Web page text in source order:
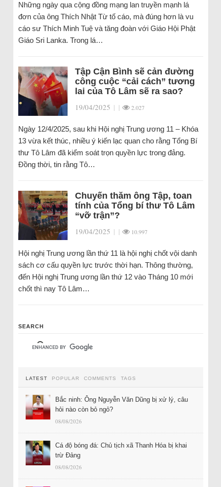
Những ngày qua cộng đồng mạng lan truyền mạnh lá
đơn của ông Thích Nhật Từ tố cáo, mà đúng hơn là vu
cáo sư Thích Minh Tuệ và tăng đoàn với Giáo Hội Phật
Giáo Sri Lanka. Trong lá…
Tập Cận Bình sẽ cản đường
công cuộc “cải cách” tương
lai của Tô Lâm sẽ ra sao?
19/04/2025 | | 2.027
Ngày 12/4/2025, sau khi Hội nghị Trung ương 11 – Khóa
13 vừa kết thúc, nhiều ý kiến lạc quan cho rằng Tổng Bí
thư Tô Lâm đã kiểm soát trọn quyền lực trong đảng.
Đồng thời, tin rằng Tô…
Chuyến thăm ông Tập, toan
tính của Tổng bí thư Tô Lâm
“vỡ trận”?
19/04/2025 | | 10.997
Hội nghị Trung ương lần thứ 11 là hội nghị chốt vội danh
sách cơ cấu quyền lực trước thời hạn. Thông thường,
đến Hội nghị Trung ương lần thứ 12 vào Tháng 10 mới
chốt thì nay Tô Lâm…
SEARCH
LATEST POPULAR COMMENTS TAGS
Bắc ninh: Ông Nguyễn Văn Dũng bị xử lý, câu
hỏi nào còn bỏ ngỏ?
08/08/2026
Cá độ bóng đá: Chủ tịch xã Thanh Hóa bị khai
trừ Đảng
08/08/2026